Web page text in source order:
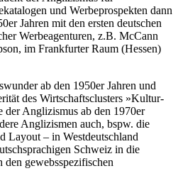
und Werbeprospekten dann
Jahren mit den ersten deutschen
Werbeagenturen, z.B. McCann
im Frankfurter Raum (Hessen)
ab den 1950er Jahren und
des Wirtschaftsclusters »Kultur-
Anglizismus ab den 1970er
Anglizismen auch, bspw. die
Layout – in Westdeutschland
Schweiz in die
den gewebsspezifischen